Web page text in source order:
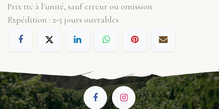
Prix ttc à l'unité, sauf erreur ou omission
Expédition : 2-5 jours ouvrables